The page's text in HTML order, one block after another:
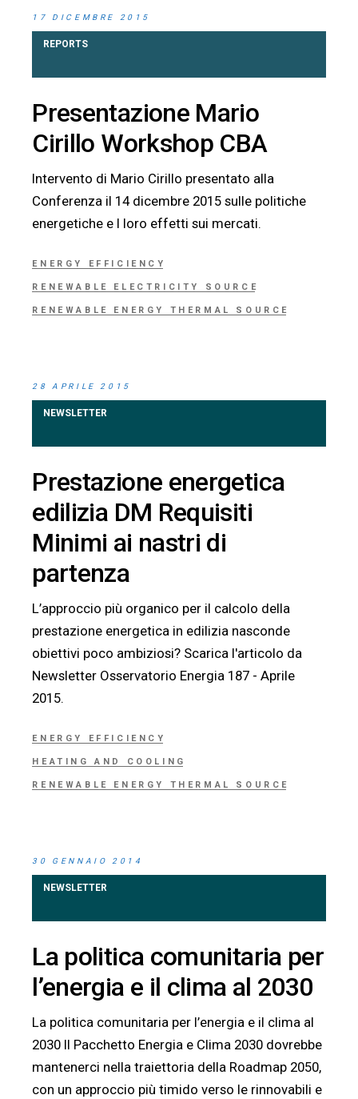
17 DICEMBRE 2015
REPORTS
Presentazione Mario
Cirillo Workshop CBA
Intervento di Mario Cirillo presentato alla
Conferenza il 14 dicembre 2015 sulle politiche
energetiche e I loro effetti sui mercati.
ENERGY EFFICIENCY
RENEWABLE ELECTRICITY SOURCE
RENEWABLE ENERGY THERMAL SOURCE
28 APRILE 2015
NEWSLETTER
Prestazione energetica
edilizia DM Requisiti
Minimi ai nastri di
partenza
L’approccio più organico per il calcolo della
prestazione energetica in edilizia nasconde
obiettivi poco ambiziosi? Scarica l'articolo da
Newsletter Osservatorio Energia 187 - Aprile
2015.
ENERGY EFFICIENCY
HEATING AND COOLING
RENEWABLE ENERGY THERMAL SOURCE
30 GENNAIO 2014
NEWSLETTER
La politica comunitaria per
l’energia e il clima al 2030
La politica comunitaria per l’energia e il clima al
2030 Il Pacchetto Energia e Clima 2030 dovrebbe
mantenerci nella traiettoria della Roadmap 2050,
con un approccio più timido verso le rinnovabili e